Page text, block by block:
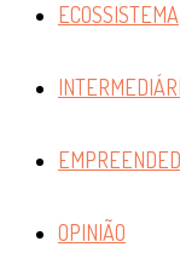
ECOSSISTEMA
OPINIÃO